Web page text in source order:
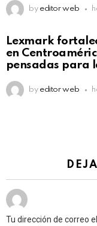
by editor web
Lexmark
en
pensadas para
by editor web
Tu dirección de correo